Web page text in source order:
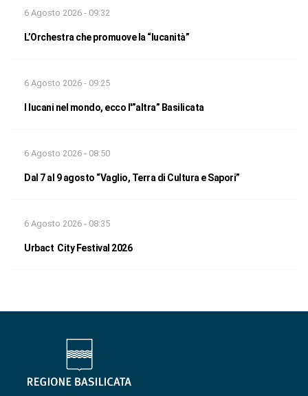
6 Agosto 2026 - 09:32
L’Orchestra che promuove la “lucanità”
6 Agosto 2026 - 09:25
I lucani nel mondo, ecco l'”altra” Basilicata
6 Agosto 2026 - 08:50
Dal 7 al 9 agosto “Vaglio, Terra di Cultura e Sapori”
6 Agosto 2026 - 08:35
Urbact City Festival 2026